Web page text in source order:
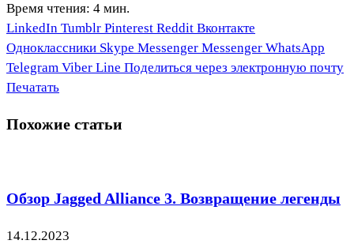
Время чтения: 4 мин.
LinkedIn Tumblr Pinterest Reddit Вконтакте
Одноклассники Skype Messenger Messenger WhatsApp
Telegram Viber Line Поделиться через электронную почту
Печатать
Похожие статьи
Обзор Jagged Alliance 3. Возвращение легенды
14.12.2023